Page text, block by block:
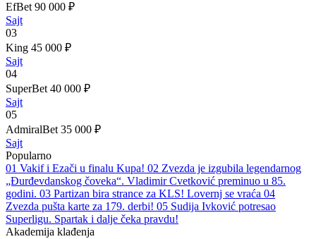
EfBet 90 000 ₽
Sajt
03
King 45 000 ₽
Sajt
04
SuperBet 40 000 ₽
Sajt
05
AdmiralBet 35 000 ₽
Sajt
Popularno
01 Vakif i Ezači u finalu Kupa! 02 Zvezda je izgubila legendarnog
„Đurđevdanskog čoveka“. Vladimir Cvetković preminuo u 85.
godini. 03 Partizan bira strance za KLS! Lovernj se vraća 04
Zvezda pušta karte za 179. derbi! 05 Sudija Ivković potresao
Superligu. Spartak i dalje čeka pravdu!
Akademija klađenja